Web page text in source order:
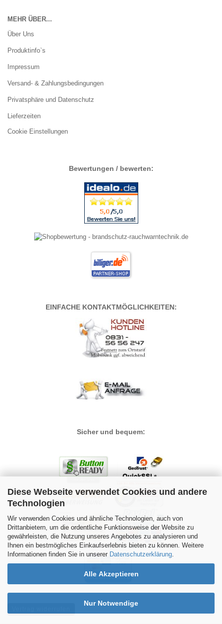
Diese Webseite verwendet Cookies und andere
Technologien
Wir verwenden Cookies und ähnliche Technologien, auch von
Drittanbietern, um die ordentliche Funktionsweise der Website zu
gewährleisten, die Nutzung unseres Angebotes zu analysieren und
Ihnen ein bestmögliches Einkaufserlebnis bieten zu können. Weitere
Informationen finden Sie in unserer Datenschutzerklärung
Alle Akzeptieren
Nur Notwendige
MEHR ÜBER...
Über Uns
Produktinfo`s
Impressum
Versand- & Zahlungsbedingungen
Privatsphäre und Datenschutz
Lieferzeiten
Cookie Einstellungen
Bewertungen / bewerten:
EINFACHE KONTAKTMÖGLICHKEITEN:
Sicher und bequem: